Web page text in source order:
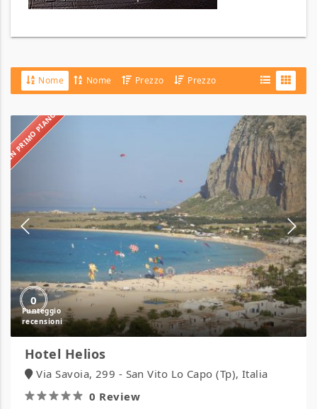
Nome Nome Prezzo Prezzo
IN PRIMO PIANO
0
Hotel Helios
Via Savoia, 299 - San Vito Lo Capo (Tp), Italia
0 Review